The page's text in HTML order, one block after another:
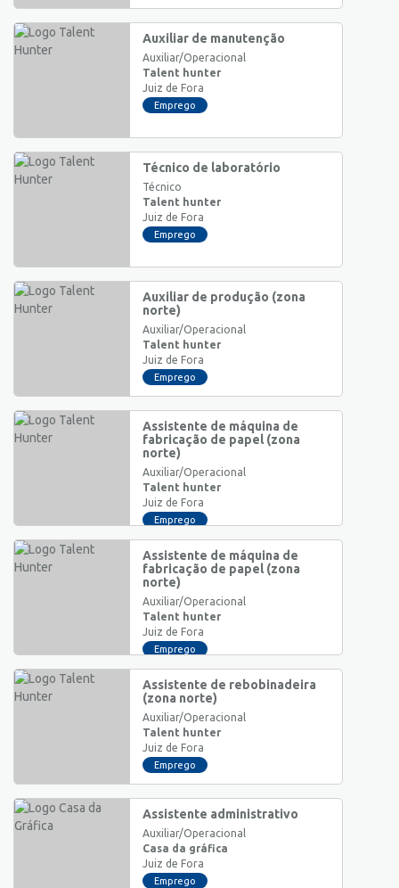
Auxiliar de manutenção
Auxiliar/Operacional
Talent hunter
Juiz de Fora
Emprego
Técnico de laboratório
Técnico
Talent hunter
Juiz de Fora
Emprego
Auxiliar de produção (zona
norte)
Auxiliar/Operacional
Talent hunter
Juiz de Fora
Emprego
Assistente de máquina de
fabricação de papel (zona
norte)
Auxiliar/Operacional
Talent hunter
Juiz de Fora
Emprego
Assistente de máquina de
fabricação de papel (zona
norte)
Auxiliar/Operacional
Talent hunter
Juiz de Fora
Emprego
Assistente de rebobinadeira
(zona norte)
Auxiliar/Operacional
Talent hunter
Juiz de Fora
Emprego
Assistente administrativo
Auxiliar/Operacional
Casa da gráfica
Juiz de Fora
Emprego